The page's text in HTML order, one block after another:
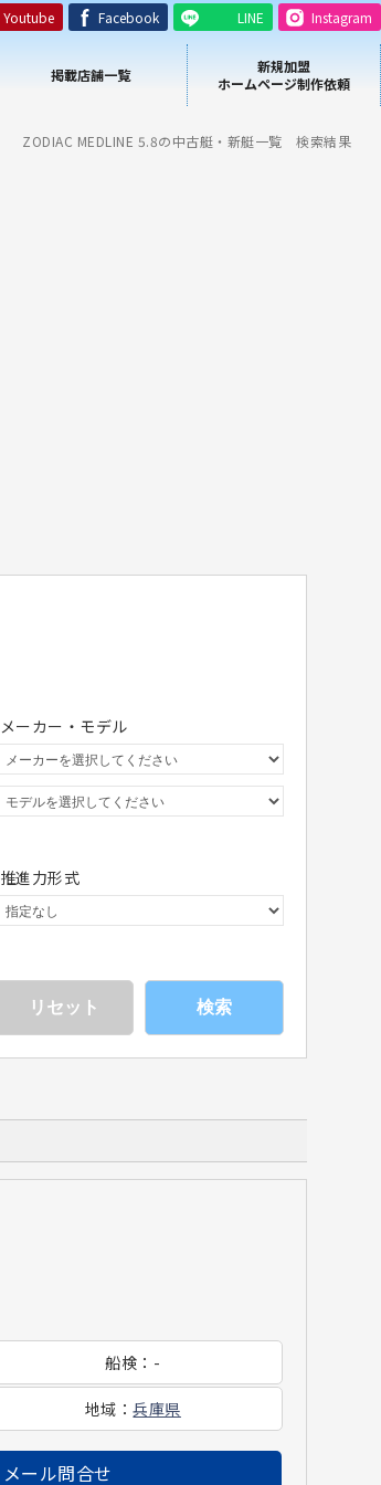
Youtube Facebook LINE Instagram
掲載店舗一覧
新規加盟
ホームページ制作依頼
ZODIAC MEDLINE 5.8の中古艇・新艇一覧 検索結果
メーカー・モデル
推進力形式
検索
船検 ： -
地域 ：兵庫県
メール問合せ